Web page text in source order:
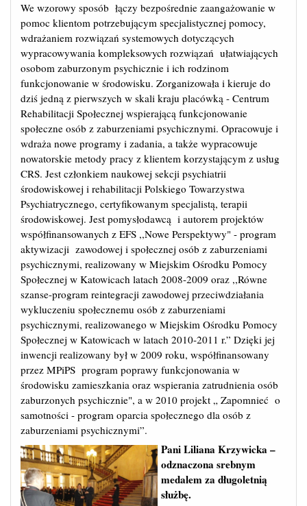
We wzorowy sposób łączy bezpośrednie zaangażowanie w
pomoc klientom potrzebującym specjalistycznej pomocy,
wdrażaniem rozwiązań systemowych dotyczących
wypracowywania kompleksowych rozwiązań ułatwiających
osobom zaburzonym psychicznie i ich rodzinom
funkcjonowanie w środowisku. Zorganizowała i kieruje do
dziś jedną z pierwszych w skali kraju placówką - Centrum
Rehabilitacji Społecznej wspierającą funkcjonowanie
społeczne osób z zaburzeniami psychicznymi. Opracowuje i
wdraża nowe programy i zadania, a także wypracowuje
nowatorskie metody pracy z klientem korzystającym z usług
CRS. Jest członkiem naukowej sekcji psychiatrii
środowiskowej i rehabilitacji Polskiego Towarzystwa
Psychiatrycznego, certyfikowanym specjalistą, terapii
środowiskowej. Jest pomysłodawcą i autorem projektów
współfinansowanych z EFS ,,Nowe Perspektywy" - program
aktywizacji zawodowej i społecznej osób z zaburzeniami
psychicznymi, realizowany w Miejskim Ośrodku Pomocy
Społecznej w Katowicach latach 2008-2009 oraz ,,Równe
szanse-program reintegracji zawodowej przeciwdziałania
wykluczeniu społecznemu osób z zaburzeniami
psychicznymi, realizowanego w Miejskim Ośrodku Pomocy
Społecznej w Katowicach w latach 2010-2011 r.” Dzięki jej
inwencji realizowany był w 2009 roku, współfinansowany
przez MPiPS program poprawy funkcjonowania w
środowisku zamieszkania oraz wspierania zatrudnienia osób
zaburzonych psychicznie", a w 2010 projekt „ Zapomnieć o
samotności - program oparcia społecznego dla osób z
zaburzeniami psychicznymi”.
Pani Liliana Krzywicka –
odznaczona srebnym
medalem za długoletnią
służbę.